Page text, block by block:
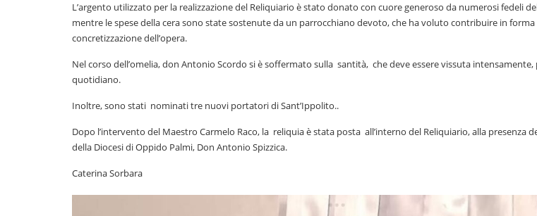
L’argento utilizzato per la realizzazione del Reliquiario è stato donato con cuore generoso da numerosi fedeli
mentre le spese della cera sono state sostenute da un parrocchiano devoto, che ha voluto contribuire in forma
concretizzazione dell’opera.
Nel corso dell’omelia, don Antonio Scordo si è soffermato sulla santità, che deve essere vissuta
quotidiano.
Inoltre, sono stati nominati tre nuovi portatori di Sant’Ippolito..
Dopo l’intervento del Maestro Carmelo Raco, la reliquia è stata posta all’interno del Reliquiario, alla presenza
della Diocesi di Oppido Palmi, Don Antonio Spizzica.
Caterina Sorbara